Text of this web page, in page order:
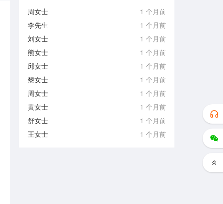
周女士
1 个月前
李先生
1 个月前
刘女士
1 个月前
熊女士
1 个月前
邱女士
1 个月前
黎女士
1 个月前
周女士
1 个月前
黄女士
1 个月前
舒女士
1 个月前
王女士
1 个月前